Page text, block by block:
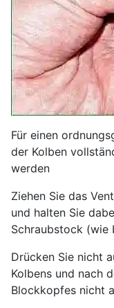
Für einen
der Kolben
werden
Ziehen Sie das
und halten Sie
Schraubstock (wie
Drücken Sie nicht
Kolbens und nach
Blockkopfes nicht